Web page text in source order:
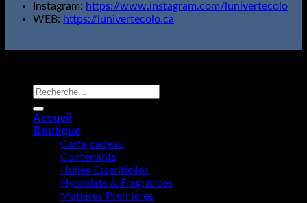
Instagram: https://www.instagram.com/lunivertecolo
WEB: https://lunivertecolo.ca
Recherche
Accueil
Boutique
Carte cadeau
Contenants
Huiles Essentielles
Hydrolats & Fragrances
Matières Premières